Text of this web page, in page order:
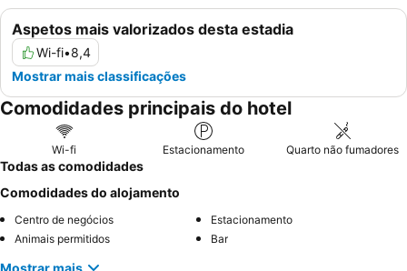
Aspetos mais valorizados desta estadia
Wi-fi•8,4
Mostrar mais classificações
Comodidades principais do hotel
Wi-fi Estacionamento Quarto não fumadores
Todas as comodidades
Comodidades do alojamento
Centro de negócios
Estacionamento
Animais permitidos
Bar
Mostrar mais